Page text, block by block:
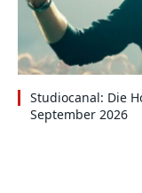
Studiocanal: Die
September 2026